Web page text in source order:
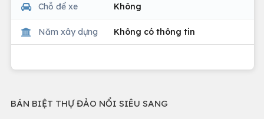
Chỗ để xe Không
Năm xây dựng Không có thông tin
BÁN BIỆT THỰ ĐẢO NỔI SIÊU SANG